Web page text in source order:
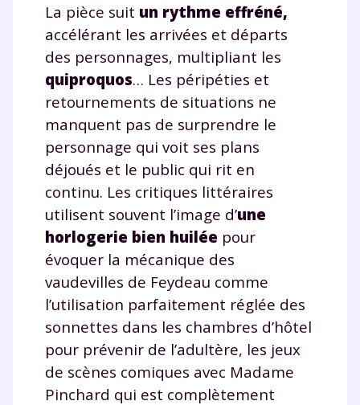
La pièce suit un rythme effréné,
accélérant les arrivées et départs
des personnages, multipliant les
quiproquos… Les péripéties et
retournements de situations ne
manquent pas de surprendre le
personnage qui voit ses plans
déjoués et le public qui rit en
continu. Les critiques littéraires
utilisent souvent l’image d’une
horlogerie bien huilée pour
évoquer la mécanique des
vaudevilles de Feydeau comme
l’utilisation parfaitement réglée des
sonnettes dans les chambres d’hôtel
pour prévenir de l’adultère, les jeux
de scènes comiques avec Madame
Pinchard qui est complètement
Envie de progresser
et de réussir votre
année scolaire ?
Testez gratuitement
pendant 24h notre
plateforme de soutien
scolaire !